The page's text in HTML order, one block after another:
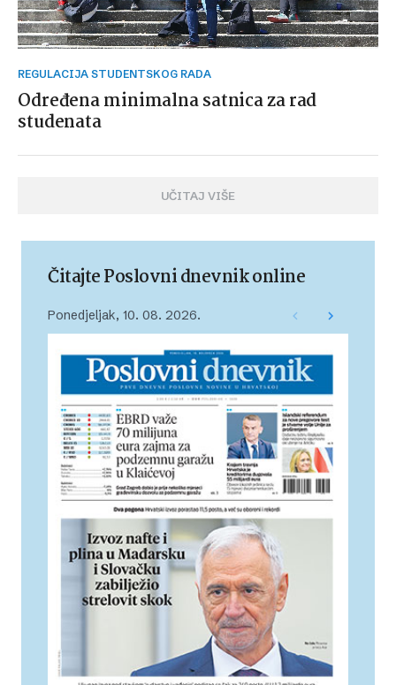
REGULACIJA STUDENTSKOG RADA
Određena minimalna satnica za rad
studenata
UČITAJ VIŠE
Čitajte Poslovni dnevnik online
Ponedjeljak, 10. 08. 2026.